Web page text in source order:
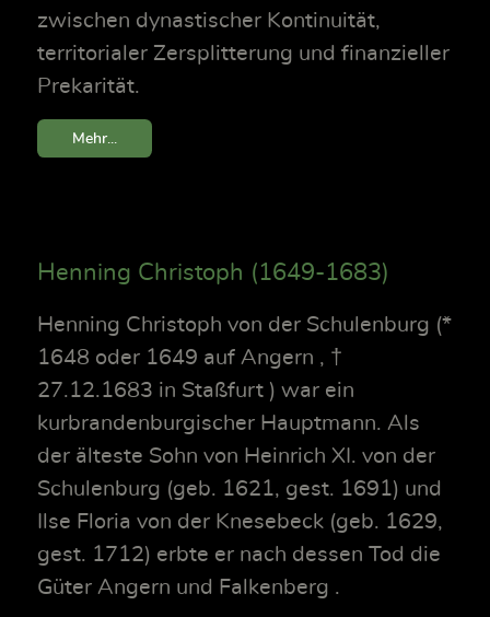
zwischen dynastischer Kontinuität,
territorialer Zersplitterung und finanzieller
Prekarität.
Mehr...
Henning Christoph (1649-1683)
Henning Christoph von der Schulenburg (*
1648 oder 1649 auf Angern , †
27.12.1683 in Staßfurt ) war ein
kurbrandenburgischer Hauptmann. Als
der älteste Sohn von Heinrich XI. von der
Schulenburg (geb. 1621, gest. 1691) und
Ilse Floria von der Knesebeck (geb. 1629,
gest. 1712) erbte er nach dessen Tod die
Güter Angern und Falkenberg .